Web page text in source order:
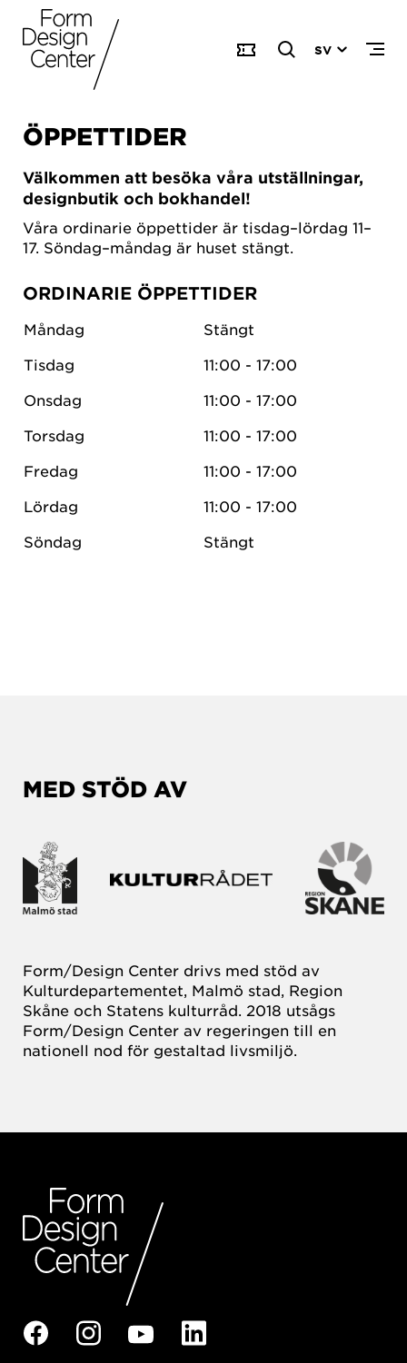
SV
ÖPPETTIDER
Välkommen att besöka våra utställningar,
designbutik och bokhandel!
Våra ordinarie öppettider är tisdag–lördag 11–
17. Söndag–måndag är huset stängt.
ORDINARIE ÖPPETTIDER
Måndag
Stängt
Tisdag
11:00 - 17:00
Onsdag
11:00 - 17:00
Torsdag
11:00 - 17:00
Fredag
11:00 - 17:00
Lördag
11:00 - 17:00
Söndag
Stängt
MED STÖD AV
Form/Design Center drivs med stöd av
Kulturdepartementet, Malmö stad, Region
Skåne och Statens kulturråd. 2018 utsågs
Form/Design Center av regeringen till en
nationell nod för gestaltad livsmiljö.